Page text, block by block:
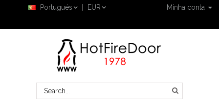
Minha conta
Portugués EUR